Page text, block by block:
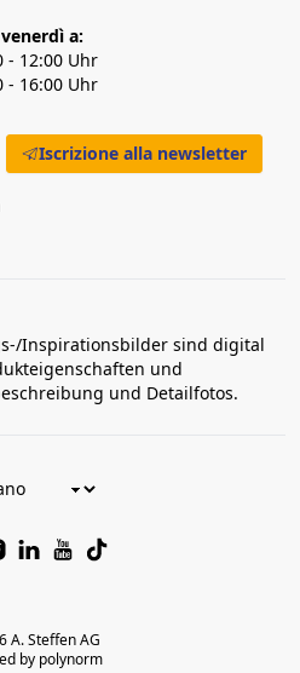
a:
- 12:00 Uhr
- 16:00 Uhr
Iscrizione alla newsletter
Inspirationsbilder sind digital
und
und Detailfotos.
A. Steffen AG
by polynorm